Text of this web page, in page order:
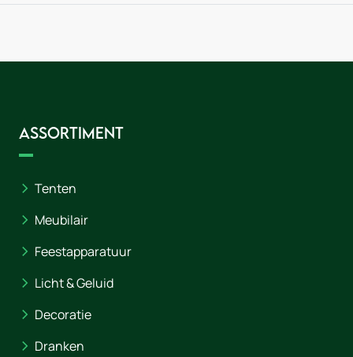
Assortiment
Tenten
Meubilair
Feestapparatuur
Licht & Geluid
Decoratie
Dranken